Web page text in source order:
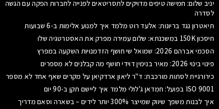
יניב שלום: חמישה טיפים מדויקים לתסריטאים לפנייה לחברות הפקה עם הגשה
לסדרה
תיאטרון נגד בריונות: אלעד רוט מלמד איך למנוע אלימות ב-6 שבועות
חיסכון 150K במשכנתא: שלום עמירה מפרק את האסטרטגיה שלו
הסכמי אברהם 2026: שמואל שי חושף הזדמנויות השקעה במפרץ
פינוי בינוי 2026: מאיר בנימין דוידי חושף מה קבלנים לא מספרים
כירורגיית לסתות מורכבת: ד"ר ליאון ארדקיאן על מקרים שאף אחד לא מספר
ISO 9001 בפועל: חמדאן ג'לולי מלמד איך ליישם תקן ב-90 יום
איך לבנות משפך שיווק שמייצר 300% יותר לידים – בשארה וסאם מדריך